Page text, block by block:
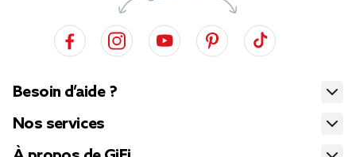
Besoin d’aide ?
Nos services